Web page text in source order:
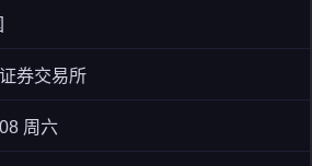
券交易所
周六